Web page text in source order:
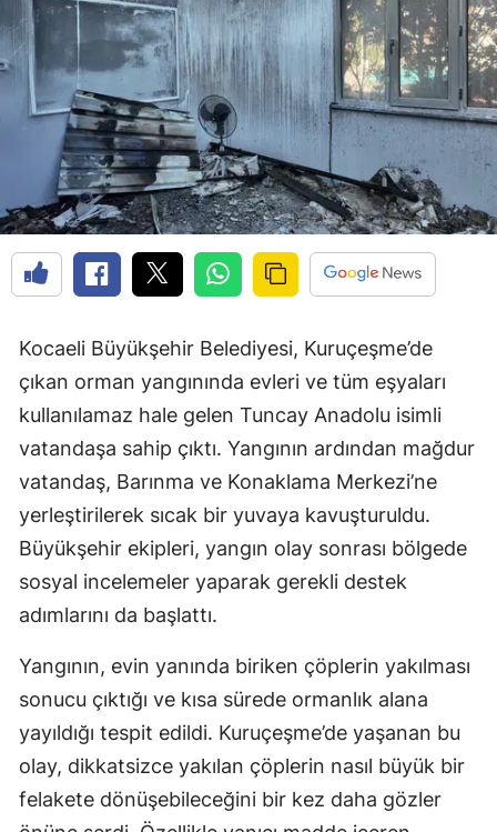
Kocaeli Büyükşehir Belediyesi, Kuruçeşme’de
çıkan orman yangınında evleri ve tüm eşyaları
kullanılamaz hale gelen Tuncay Anadolu isimli
vatandaşa sahip çıktı. Yangının ardından mağdur
vatandaş, Barınma ve Konaklama Merkezi’ne
yerleştirilerek sıcak bir yuvaya kavuşturuldu.
Büyükşehir ekipleri, yangın olay sonrası bölgede
sosyal incelemeler yaparak gerekli destek
adımlarını da başlattı.
Yangının, evin yanında biriken çöplerin yakılması
sonucu çıktığı ve kısa sürede ormanlık alana
yayıldığı tespit edildi. Kuruçeşme’de yaşanan bu
olay, dikkatsizce yakılan çöplerin nasıl büyük bir
felakete dönüşebileceğini bir kez daha gözler